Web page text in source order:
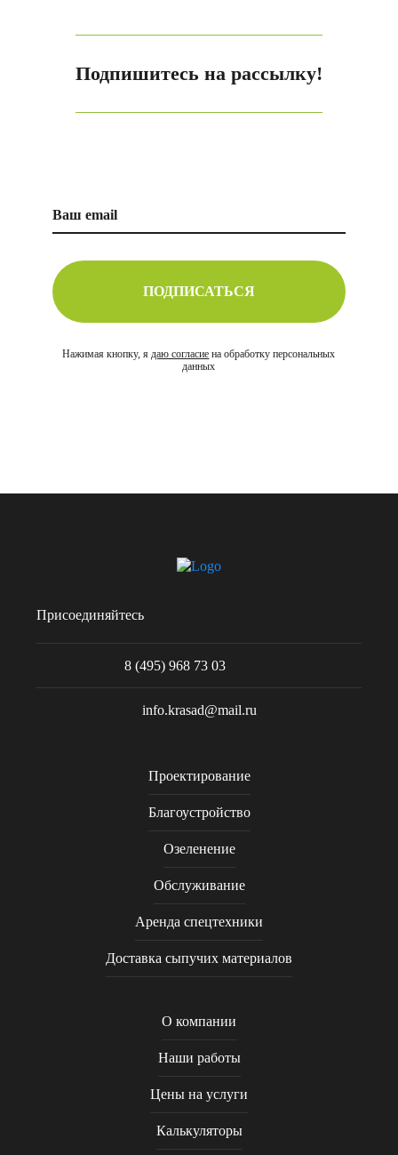
Подпишитесь на рассылку!
ПОДПИСАТЬСЯ
Нажимая кнопку, ядаю согласие на обработку персональных
данных
Присоединяйтесь
8 (495) 968 73 03
info.krasad@mail.ru
Проектирование
Благоустройство
Озеленение
Обслуживание
Аренда спецтехники
Доставка сыпучих материалов
О компании
Наши работы
Цены на услуги
Калькуляторы